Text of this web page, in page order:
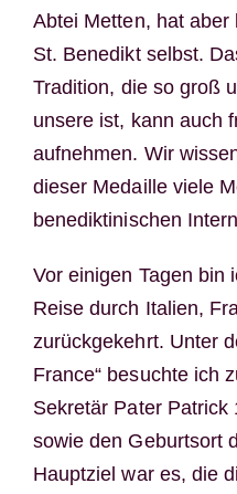
Abtei Metten, hat aber
St. Benedikt selbst.
Tradition, die so groß
unsere ist, kann auch
aufnehmen. Wir
dieser Medaille viele
benediktinischen
Vor einigen Tagen bin
Reise durch Italien,
zurückgekehrt. Unter
France“ besuchte ich
Sekretär Pater Patrick
sowie den Geburtsort
Hauptziel war es, die